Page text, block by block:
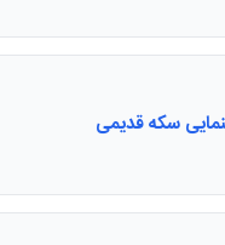
سکه قدیمی